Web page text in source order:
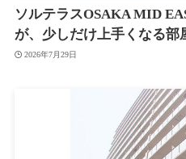
ソルテラスOSAKA MID
が、少しだけ上手くなる部
2026年7月29日